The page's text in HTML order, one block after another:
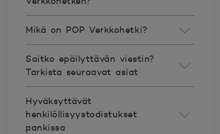
Mikä on POP Verkkohetki?
Saitko epäilyttävän viestin?
Tarkista seuraavat asiat
Hyväksyttävät
henkilöllisyystodistukset
pankissa